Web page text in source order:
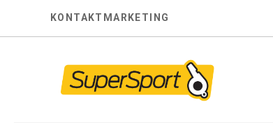
KONTAKT MARKETING